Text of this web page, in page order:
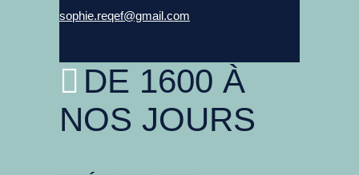
sophie.reqef@gmail.com
DE 1600 À
NOS JOURS